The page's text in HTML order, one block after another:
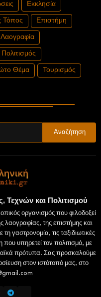
Εκκλησία
Τόπος Επιστήμη
Λαογραφία
Πολιτισμός
Θέμα Τουρισμός
Τεχνών και Πολιτισμού
οργανισμός που φιλοδοξεί
λαογραφίας, της επιστήμης και
γαστρονομία, τις ταξιδιωτικές
που υπηρετεί τον πολιτισμό, με
πρότυπα. Σας προσκαλούμε
στον ιστότοπό μας, στο